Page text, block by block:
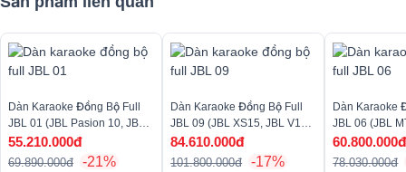
Cục đẩy công suất JBL V8
Cục đẩy công suấtJBL V8 là thiết bị khuếch đại âm thanh mới nhất
của JBL, sở hữu chip khuếch đại độc quyền cùng nhiều công nghệ
tiên tiến mang đến trải nghiệm giải trí hiệu suất cao, liền mạch.
Dàn Karaoke Đồng Bộ Full
JBL 01 (JBL Pasion 10, JBL
V4, JBL VX9, Pasion 12SP,
JBL VM300)
55.210.000đ
69.890.000đ -21%
Dàn Karaoke Đồng Bộ Full
JBL 09 (JBL XS15, JBL V10,
JBL VX9, JBL VM300)
84.610.000đ
101.800.000đ -17%
Dàn Karaoke
JBL 06 (JBL
JBL VX9, JBL
60.800.000đ
78.030.000đ